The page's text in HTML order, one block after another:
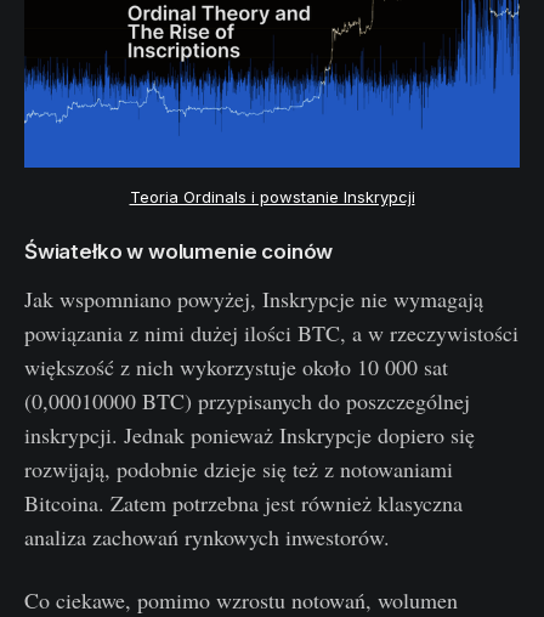
Teoria Ordinals i powstanie Inskrypcji
Światełko w wolumenie coinów
Jak wspomniano powyżej, Inskrypcje nie wymagają
powiązania z nimi dużej ilości BTC, a w rzeczywistości
większość z nich wykorzystuje około 10 000 sat
(0,00010000 BTC) przypisanych do poszczególnej
inskrypcji. Jednak ponieważ Inskrypcje dopiero się
rozwijają, podobnie dzieje się też z notowaniami
Bitcoina. Zatem potrzebna jest również klasyczna
analiza zachowań rynkowych inwestorów.
Co ciekawe, pomimo wzrostu notowań, wolumen